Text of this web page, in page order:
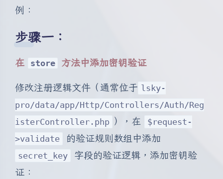
例：
步骤一：
在 store 方法中添加密钥验证
修改注册逻辑文件（通常位于 lsky-
pro/data/app/Http/Controllers/Auth/Reg
isterController.php ），在
$request-
>validate
的验证规则数组中添加
secret_key
字段的验证逻辑，添加密钥验
证：